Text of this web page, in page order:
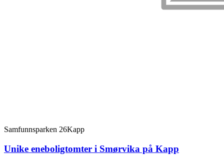
Samfunnsparken 26Kapp
Unike eneboligtomter i Smørvika på Kapp